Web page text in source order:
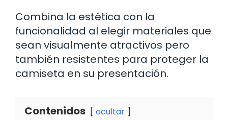
Combina la estética con la
funcionalidad al elegir materiales que
sean visualmente atractivos pero
también resistentes para proteger la
camiseta en su presentación.
Contenidos ocultar